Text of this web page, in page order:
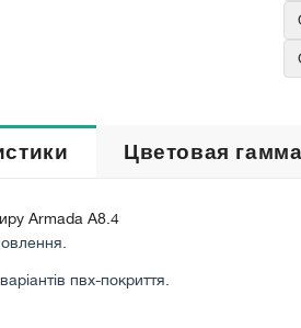
Цветовая гамма
Armada A8.4
пвх-покриття.